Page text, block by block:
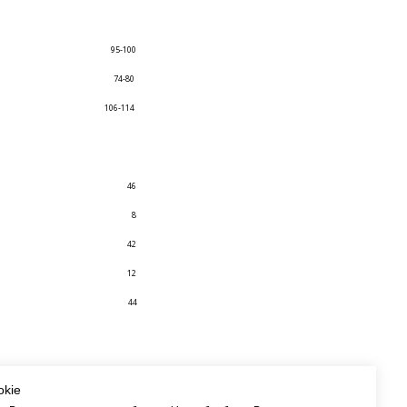
95-100
74-80
106-114
46
8
42
12
44